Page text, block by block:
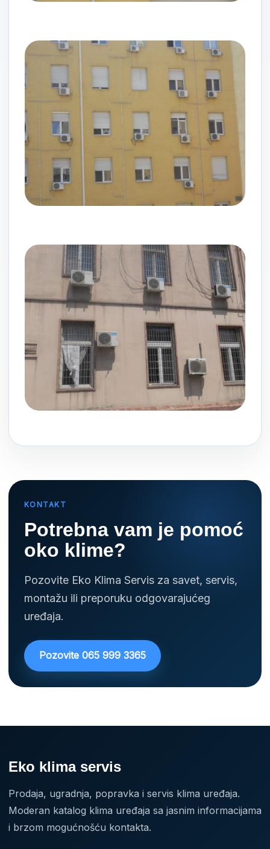
KONTAKT
Potrebna vam je pomoć
oko klime?
Pozovite Eko Klima Servis za savet, servis,
montažu ili preporuku odgovarajućeg
uređaja.
Pozovite 065 999 3365
Eko klima servis
Prodaja, ugradnja, popravka i servis klima uređaja.
Moderan katalog klima uređaja sa jasnim informacijama
i brzom mogućnošću kontakta.